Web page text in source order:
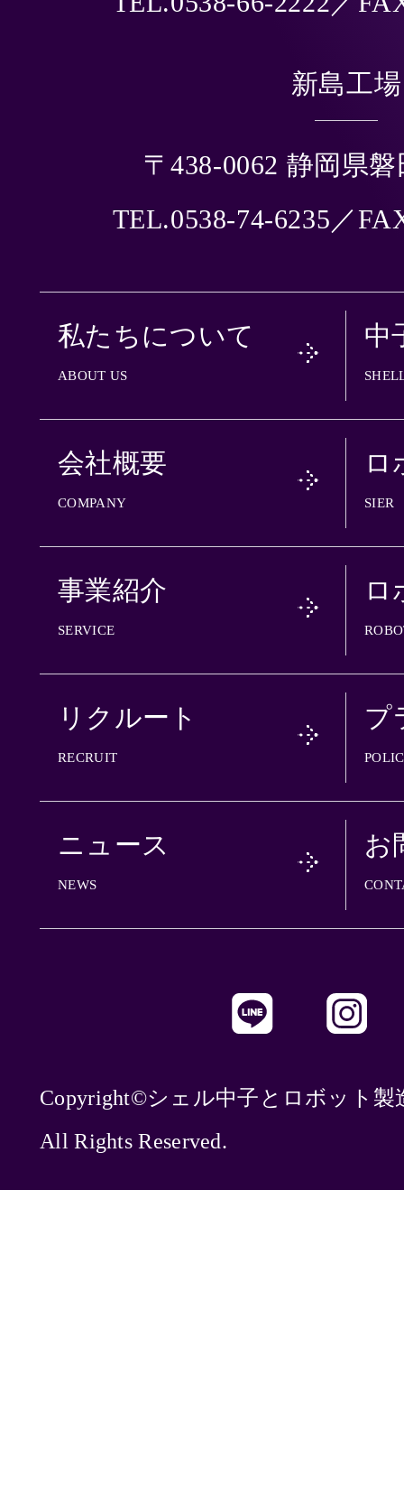
新島工場
〒438-0062 静岡県
TEL.0538-74-6235／
私たちについて
ABOUT US
会社概要
COMPANY
事業紹介
SERVICE
リクルート
RECRUIT
ニュース
NEWS
中
ロ
SIER
ロ
プ
お
Copyright©シェル中子とロボット製
All Rights Reserved.